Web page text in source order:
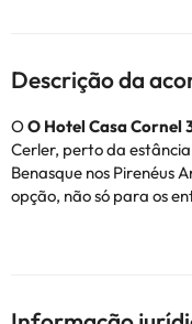
Descrição da
OO Hotel Casa Cornel
Cerler, perto da
Benasque nos Pirenéus
opção, não só para os
quem deseja férias
estacionamento